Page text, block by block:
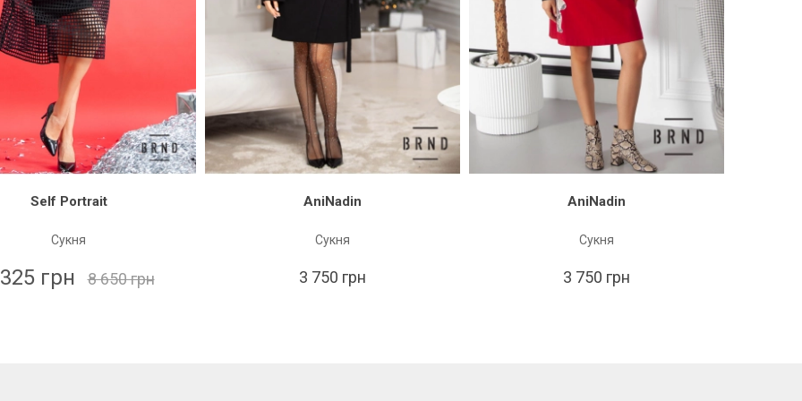
Self Portrait
Сукня
грн 8 650 грн
AniNadin
Сукня
3 750 грн
AniNadin
Сукня
3 750 грн